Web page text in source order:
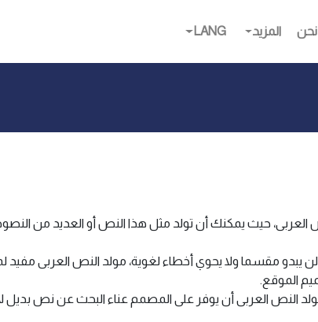
المزيد LANG
حيث يمكنك أن تولد مثل هذا النص أو العديد من
لن يبدو مقسما ولا يحوي أخطاء لغوية، مولد النص العربى
الموقع.
العربى أن يوفر على المصمم عناء البحث عن نص بديل